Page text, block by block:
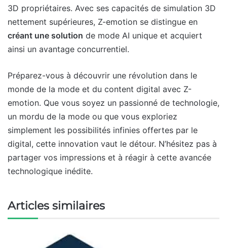
3D propriétaires. Avec ses capacités de simulation 3D
nettement supérieures, Z-emotion se distingue en
créant une solution de mode AI unique et acquiert
ainsi un avantage concurrentiel.
Préparez-vous à découvrir une révolution dans le
monde de la mode et du content digital avec Z-
emotion. Que vous soyez un passionné de technologie,
un mordu de la mode ou que vous exploriez
simplement les possibilités infinies offertes par le
digital, cette innovation vaut le détour. N’hésitez pas à
partager vos impressions et à réagir à cette avancée
technologique inédite.
Articles similaires